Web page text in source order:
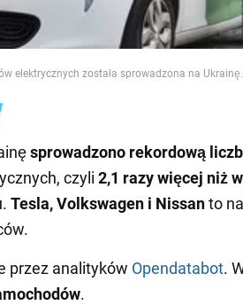
elektrycznych została sprowadzona na Ukrainę.
sprowadzono rekordową
czyli 2,1 razy więcej niż
Tesla, Volkswagen i Nissanto
przez analityków Opendatabot.
.